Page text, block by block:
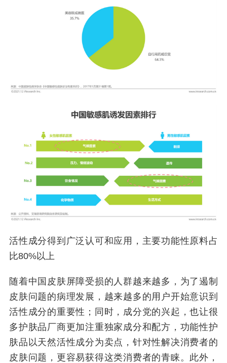
活性成分得到广泛认可和应用，主要功能性原料占
比80%以上
随着中国皮肤屏障受损的人群越来越多，为了遏制
皮肤问题的病理发展，越来越多的用户开始意识到
活性成分的重要性；同时，成分党的兴起，也让很
多护肤品厂商更加注重独家成分和配方，功能性护
肤品以天然活性成分为卖点，针对性解决消费者的
皮肤问题，更容易获得这类消费者的青睐。此外，